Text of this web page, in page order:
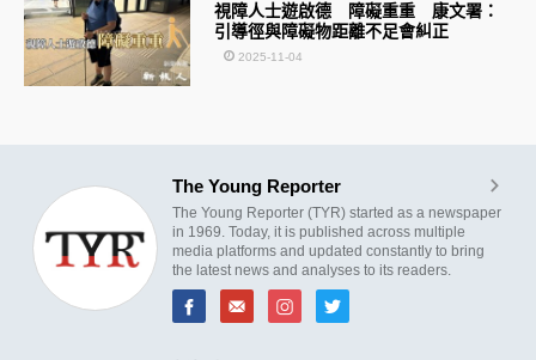
視障人士遊啟德 障礙重重 康文署：
引導徑與障礙物距離不足會糾正
2025-11-04
The Young Reporter
The Young Reporter (TYR) started as a newspaper
in 1969. Today, it is published across multiple
media platforms and updated constantly to bring
the latest news and analyses to its readers.